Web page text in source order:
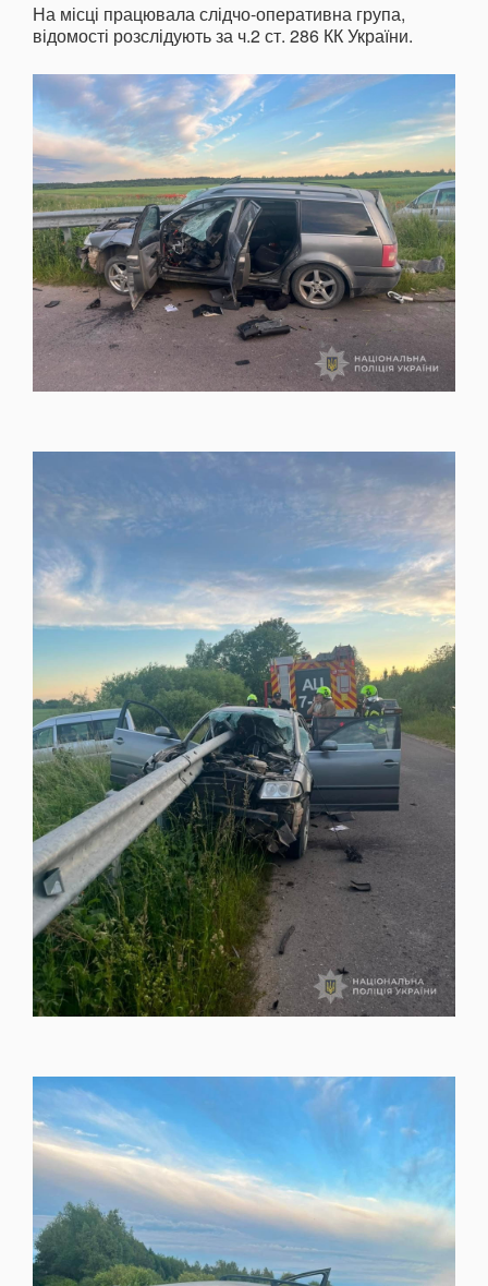
На місці працювала слідчо-оперативна група,
відомості розслідують за ч.2 ст. 286 КК України.